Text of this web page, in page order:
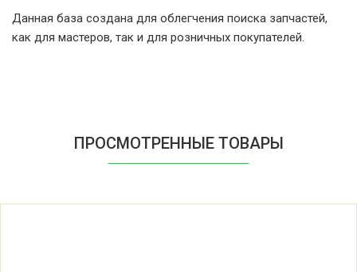
Whirlpool AWG 320/WP/3
(853732015400)
Данная база создана для облегчения поиска запчастей,
как для мастеров, так и для розничных покупателей.
ПРОСМОТРЕННЫЕ ТОВАРЫ